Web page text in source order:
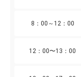
8：00～12：00
12：00〜13：00